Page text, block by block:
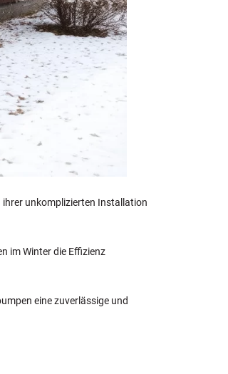
ihrer unkomplizierten Installation
im Winter die Effizienz
eine zuverlässige und